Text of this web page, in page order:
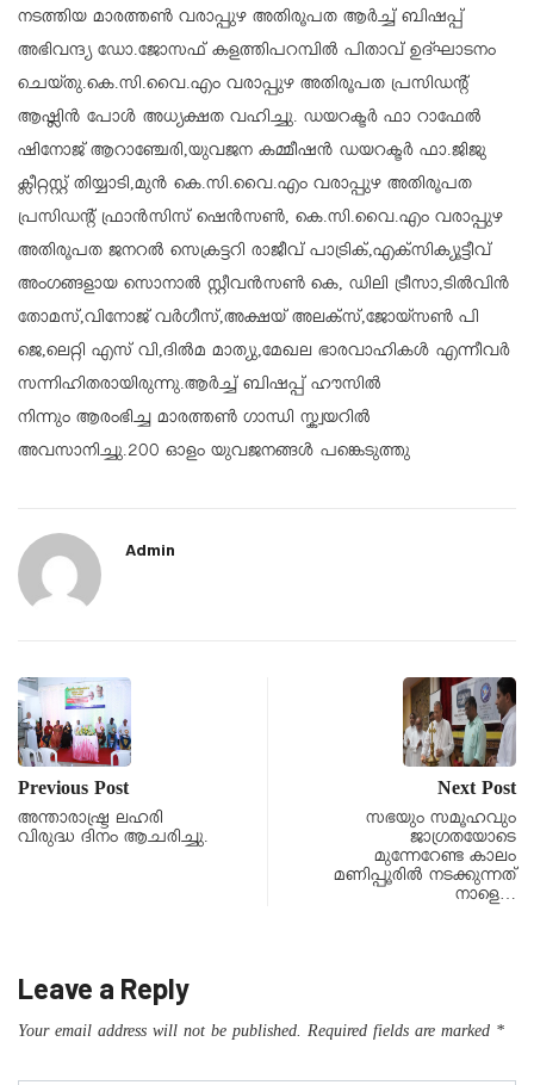
നടത്തിയ മാരത്തൺ വരാപ്പുഴ അതിരൂപത ആർച്ച് ബിഷപ്പ്
അഭിവന്ദ്യ ഡോ.ജോസഫ് കളത്തിപറമ്പിൽ പിതാവ് ഉദ്ഘാടനം
ചെയ്തു.കെ.സി.വൈ.എം വരാപ്പുഴ അതിരൂപത പ്രസിഡൻ്റ്
ആഷ്ലിൻ പോൾ അധ്യക്ഷത വഹിച്ചു. ഡയറക്ടർ ഫാ റാഫേൽ
ഷിനോജ് ആറാഞ്ചേരി,യുവജന കമ്മീഷൻ ഡയറക്ടർ ഫാ.ജിജു
ക്ലീറ്റസ്റ്റ് തിയ്യാടി,മുൻ കെ.സി.വൈ.എം വരാപ്പുഴ അതിരൂപത
പ്രസിഡൻ്റ് ഫ്രാൻസിസ് ഷെൻസൺ, കെ.സി.വൈ.എം വരാപ്പുഴ
അതിരൂപത ജനറൽ സെക്രട്ടറി രാജീവ് പാട്രിക്,എക്സിക്യൂട്ടീവ്
അംഗങ്ങളായ സൊനാൽ സ്റ്റീവൻസൺ കെ, ഡിലി ട്രീസാ,ടിൽവിൻ
തോമസ്,വിനോജ് വർഗീസ്,അക്ഷയ് അലക്സ്,ജോയ്സൺ പി
ജെ,ലെറ്റി എസ് വി,ദിൽമ മാത്യു,മേഖല ഭാരവാഹികൾ എന്നീവർ
സന്നിഹിതരായിരുന്നു.ആർച്ച് ബിഷപ്പ് ഹൗസിൽ
നിന്നും ആരംഭിച്ച മാരത്തൺ ഗാന്ധി സ്ക്വയറിൽ
അവസാനിച്ചു.200 ഓളം യുവജനങ്ങൾ പങ്കെടുത്തു
Admin
Previous Post
അന്താരാഷ്ട്ര ലഹരി
വിരുദ്ധ ദിനം ആചരിച്ചു.
Next Post
സഭയും സമൂഹവും
ജാഗ്രതയോടെ
മുന്നേറേണ്ട കാലം
മണിപ്പൂരില്‍ നടക്കുന്നത്
നാളെ…
Leave a Reply
Your email address will not be published. Required fields are marked *